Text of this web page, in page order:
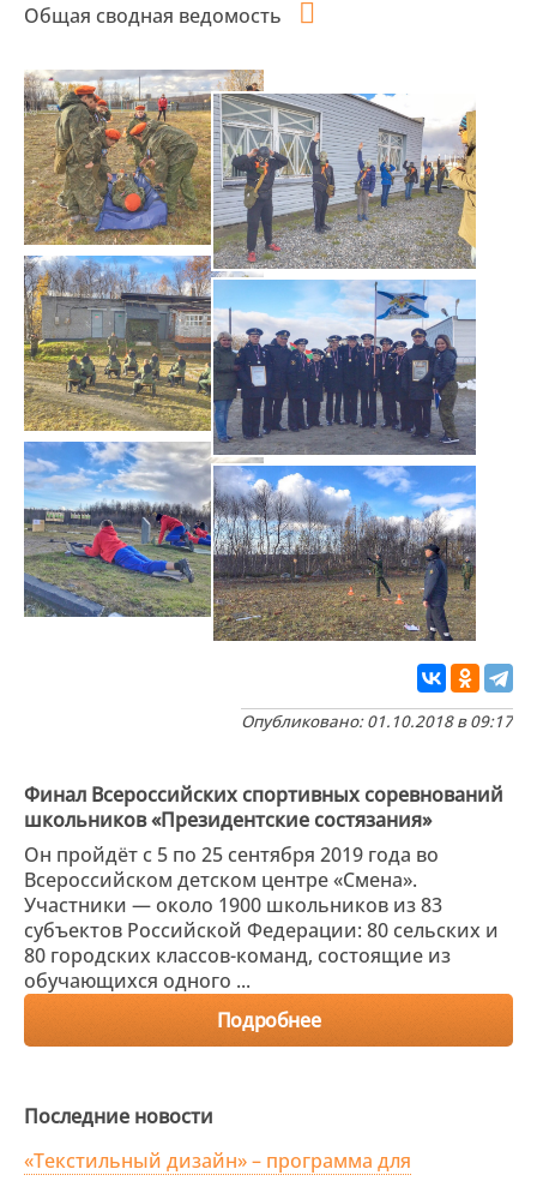
Общая сводная ведомость
Опубликовано: 01.10.2018 в 09:17
Финал Всероссийских спортивных соревнований
школьников «Президентские состязания»
Он пройдёт с 5 по 25 сентября 2019 года во
Всероссийском детском центре «Смена».
Участники — около 1900 школьников из 83
субъектов Российской Федерации: 80 сельских и
80 городских классов-команд, состоящие из
обучающихся одного ...
Подробнее
Последние новости
«Текстильный дизайн» – программа для